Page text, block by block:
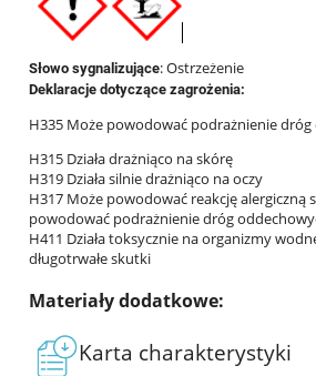
Słowo sygnalizujące: Ostrzeżenie
Deklaracje dotyczące zagrożenia:
H335 Może powodować podrażnienie
H315 Działa drażniąco na skórę
H319 Działa silnie drażniąco na oczy
H317 Może powodować reakcję alergiczną
powodować podrażnienie dróg
H411 Działa toksycznie na organizmy
długotrwałe skutki
Materiały dodatkowe:
Karta charakterystyki